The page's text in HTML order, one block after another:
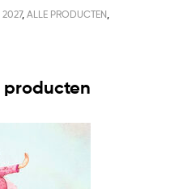
2027, ALLE PRODUCTEN